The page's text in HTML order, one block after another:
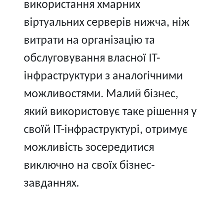
використання хмарних
віртуальних серверів нижча, ніж
витрати на організацію та
обслуговування власної IT-
інфраструктури з аналогічними
можливостями. Малий бізнес,
який використовує таке рішення у
своїй IT-інфраструктурі, отримує
можливість зосередитися
виключно на своїх бізнес-
завданнях.